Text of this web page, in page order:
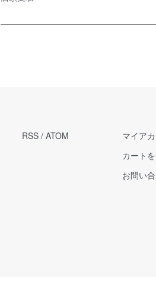
RSS / ATOM
マイア
カート
お問い